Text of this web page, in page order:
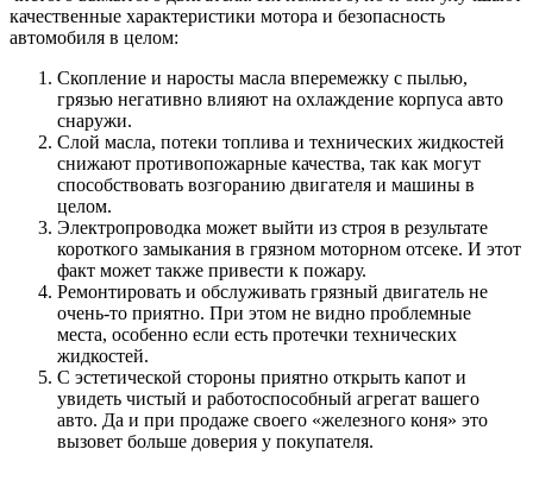
качественные характеристики мотора и безопасность
автомобиля в целом:
Скопление и наросты масла вперемежку с пылью,
грязью негативно влияют на охлаждение корпуса авто
снаружи.
Слой масла, потеки топлива и технических жидкостей
снижают противопожарные качества, так как могут
способствовать возгоранию двигателя и машины в
целом.
Электропроводка может выйти из строя в результате
короткого замыкания в грязном моторном отсеке. И этот
факт может также привести к пожару.
Ремонтировать и обслуживать грязный двигатель не
очень-то приятно. При этом не видно проблемные
места, особенно если есть протечки технических
жидкостей.
С эстетической стороны приятно открыть капот и
увидеть чистый и работоспособный агрегат вашего
авто. Да и при продаже своего «железного коня» это
вызовет больше доверия у покупателя.